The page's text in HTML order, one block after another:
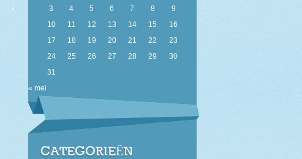
3
4 5 6 7 8
9
10
11 12 13 14 15
16
17
18 19 20 21 22
23
24
25 26 27 28 29
30
31
« mei
CATEGORIEËN